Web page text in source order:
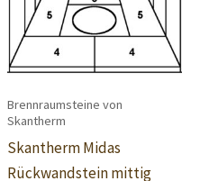
Brennraumsteine von
Skantherm
Skantherm Midas
Rückwandstein mittig